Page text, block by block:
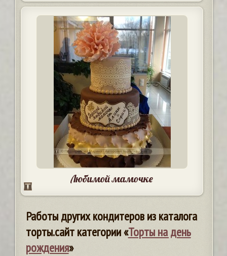
Любимой мамочке
Работы других кондитеров из каталога
торты.сайт категории «Торты на день
рождения»